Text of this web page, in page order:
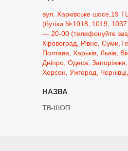
вул. Харківське шосе,19
(бутіки №1018, 1019,
— 20-00 (телефонуйте
Кіровоград, Рівне,
Полтава, Харьків, Львів,
Дніпро, Одеса, Запоріжжя,
Херсон, Ужгород,
ТВ-ШОП